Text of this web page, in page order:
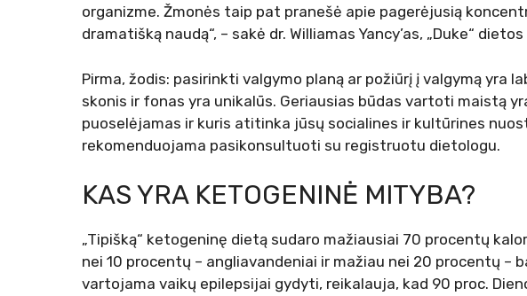
organizme. Žmonės taip pat pranešė apie pagerėjusią
dramatišką naudą“, – sakė dr. Williamas Yancy’as, „Duke“
Pirma, žodis: pasirinkti valgymo planą ar požiūrį į valgymą yra
skonis ir fonas yra unikalūs. Geriausias būdas vartoti maistą
puoselėjamas ir kuris atitinka jūsų socialines ir kultūrines
rekomenduojama pasikonsultuoti su registruotu dietologu.
KAS YRA KETOGENINĖ MITYBA?
„Tipišką“ ketogeninę dietą sudaro mažiausiai 70 procentų
nei 10 procentų – angliavandeniai ir mažiau nei 20 procentų –
vartojama vaikų epilepsijai gydyti, reikalauja, kad 90 proc.